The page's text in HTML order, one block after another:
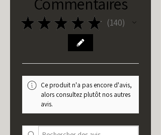
★ ★ ★ ★ ★ 140
140
Ce produit n'a pas encore d'avis,
alors consultez plutôt nos autres
avis.